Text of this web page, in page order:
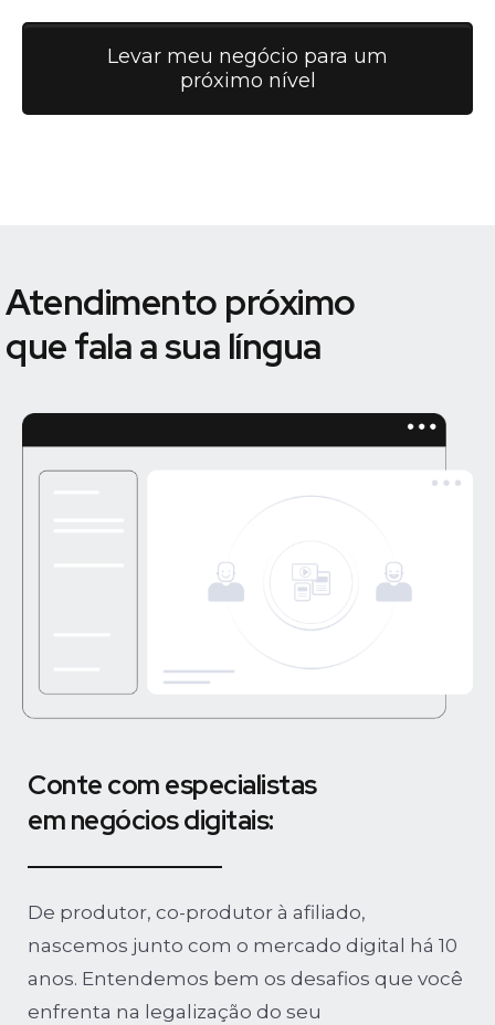
Levar meu negócio para um
próximo nível
Atendimento próximo
que fala a sua língua
Conte com especialistas
em negócios digitais:
De produtor, co-produtor à afiliado,
nascemos junto com o mercado digital há 10
anos. Entendemos bem os desafios que você
enfrenta na legalização do seu